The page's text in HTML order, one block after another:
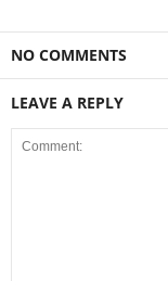
NO COMMENTS
LEAVE A REPLY